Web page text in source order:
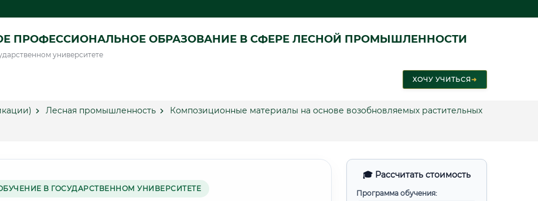
ПРОФЕССИОНАЛЬНОЕ ОБРАЗОВАНИЕ В СФЕРЕ ЛЕСНОЙ ПРОМЫШЛЕННОСТИ
университете
ХОЧУ УЧИТЬСЯ➜
Лесная промышленность
Композиционные материалы на основе возобновляемых растительных
🎓 Рассчитать стоимость
Программа обучения:
В ГОСУДАРСТВЕННОМ УНИВЕРСИТЕТЕ